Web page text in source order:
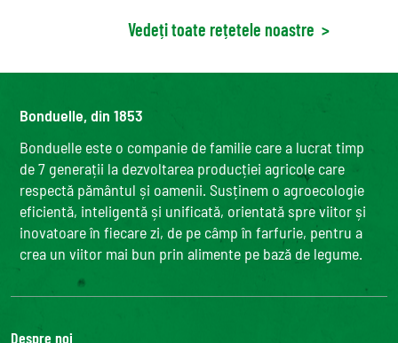
Vedeți toate rețetele noastre >
Bonduelle, din 1853
Bonduelle este o companie de familie care a lucrat timp
de 7 generații la dezvoltarea producției agricole care
respectă pământul și oamenii. Susținem o agroecologie
eficientă, inteligentă și unificată, orientată spre viitor și
inovatoare în fiecare zi, de pe câmp în farfurie, pentru a
crea un viitor mai bun prin alimente pe bază de legume.
Despre noi